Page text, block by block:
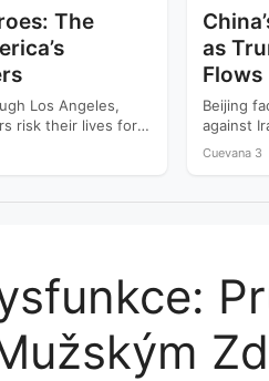
The
Los Angeles,
risk their lives for
as
Flows
Beijing
against
crude…
Cuevana 3